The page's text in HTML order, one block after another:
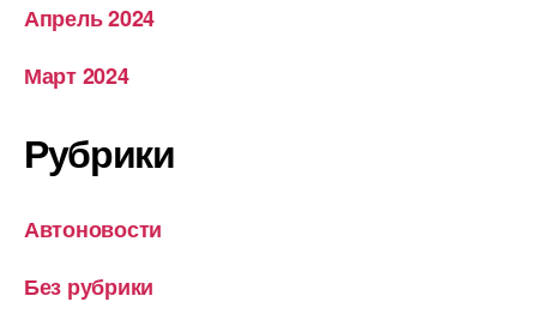
Апрель 2024
Март 2024
Рубрики
Автоновости
Без рубрики